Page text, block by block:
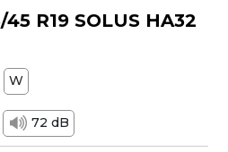
R19 SOLUS HA32
W
72 dB